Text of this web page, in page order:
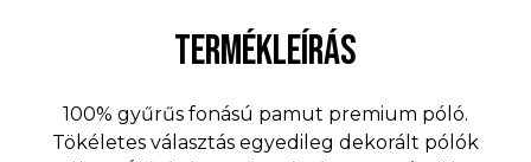
TERMÉKLEÍRÁS
100% gyűrűs fonású pamut premium póló.
Tökéletes választás egyedileg dekorált pólók